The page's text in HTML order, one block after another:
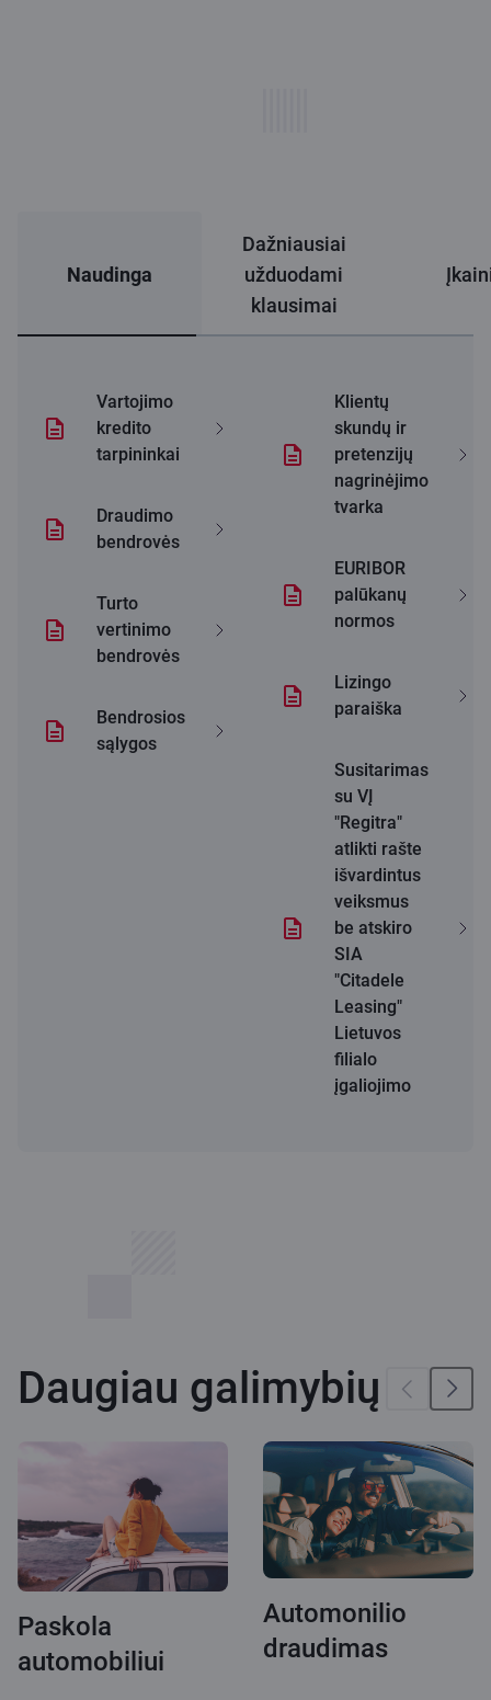
Naudinga
Dažniausiai
užduodami
klausimai
Vartojimo
kredito
tarpininkai
Draudimo
bendrovės
Turto
vertinimo
bendrovės
Bendrosios
sąlygos
Klientų
skundų ir
pretenzijų
nagrinėjimo
tvarka
EURIBOR
palūkanų
normos
Lizingo
paraiška
Susitarimas
su VĮ
"Regitra"
atlikti rašte
išvardintus
veiksmus
be atskiro
SIA
"Citadele
Leasing"
Lietuvos
filialo
įgaliojimo
Daugiau galimybių
Paskola
automobiliui
Automonilio
draudimas